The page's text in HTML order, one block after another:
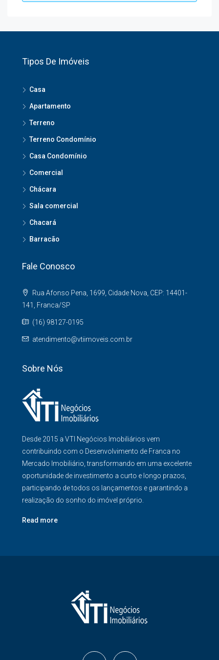
Tipos De Imóveis
Casa
Apartamento
Terreno
Terreno Condomínio
Casa Condomínio
Comercial
Chácara
Sala comercial
Chacará
Barracão
Fale Conosco
Rua Afonso Pena, 1699, Cidade Nova, CEP: 14401-
141, Franca/SP
(16) 98127-0195
atendimento@vtiimoveis.com.br
Sobre Nós
Desde 2015 a VTI Negócios Imobiliários vem
contribuindo com o Desenvolvimento de Franca no
Mercado Imobiliário, transformando em uma excelente
oportunidade de investimento a curto e longo prazos,
participando de todos os lançamentos e garantindo a
realização do sonho do imóvel próprio.
Read more